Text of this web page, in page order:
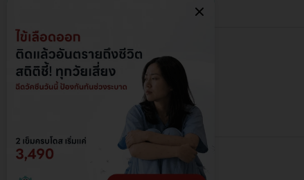
@ 2026 HDmall - สงวนลิขสิทธิ์